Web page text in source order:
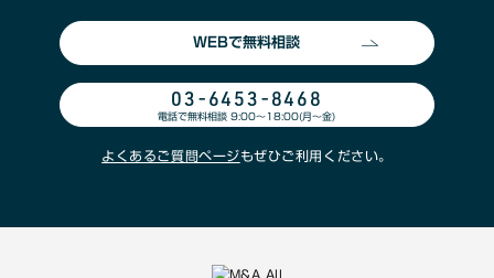
WEBで無料相談
03-6453-8468
電話で無料相談 9:00〜18:00(月〜金)
よくあるご質問ページもぜひご利用ください。